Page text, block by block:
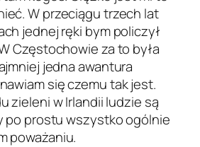
W przeciągu trzech lat
jednej ręki bym policzył
Częstochowie za to była
jedna awantura
się czemu tak jest.
zieleni w Irlandii ludzie są
po prostu wszystko ogólnie
poważaniu.